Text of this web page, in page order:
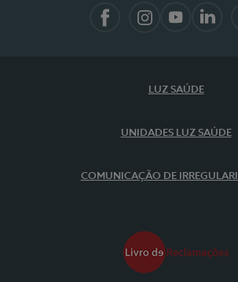
LUZ SAÚDE
UNIDADES LUZ SAÚDE
COMUNICAÇÃO DE